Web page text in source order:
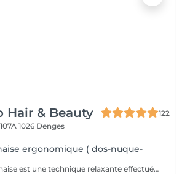
Hair & Beauty
122
1026 Denges
ergonomique ( dos-nuque-
Le massage sur chaise est une technique relaxante effectuée à travers les vêtements, spécialement conçue pour cibler efficacement le dos, la nuque, les épaules, les bras et les mains. En position assise sur une chaise ergonomique, bénéficiez d'une série de mouvements experts mêlant pressions, étirements, percussions et balayages. Ce protocole dynamique permet de relâcher rapidement les tensions accumulées dans le haut du corps, procurant ainsi une appréciable sensation de détente et de bien-être immédiat. Idéale pour les moments de pause, cette pratique revitalisante s'intègre facilement à une journée de travail bien remplie ou à un emploi du temps chargé, tout en vous offrant un moment de ressource pour recentrer votre énergie.